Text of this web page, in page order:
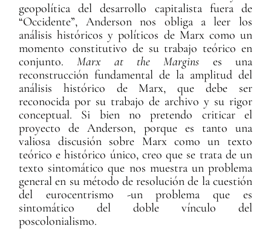
geopolítica del desarrollo capitalista fuera de
“Occidente”, Anderson nos obliga a leer los
análisis históricos y políticos de Marx como un
momento constitutivo de su trabajo teórico en
conjunto.Marx at the Margins es una
reconstrucción fundamental de la amplitud del
análisis histórico de Marx, que debe ser
reconocida por su trabajo de archivo y su rigor
conceptual. Si bien no pretendo criticar el
proyecto de Anderson, porque es tanto una
valiosa discusión sobre Marx como un texto
teórico e histórico único, creo que se trata de un
texto sintomático que nos muestra un problema
general en su método de resolución de la cuestión
del eurocentrismo -un problema que es
sintomático del doble vínculo del
poscolonialismo.